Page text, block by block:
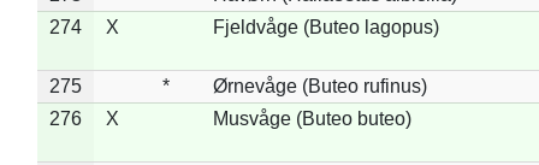
274
X Fjeldvåge (Buteo lagopus)
275 *
Ørnevåge (Buteo rufinus)
276
X Musvåge (Buteo buteo)